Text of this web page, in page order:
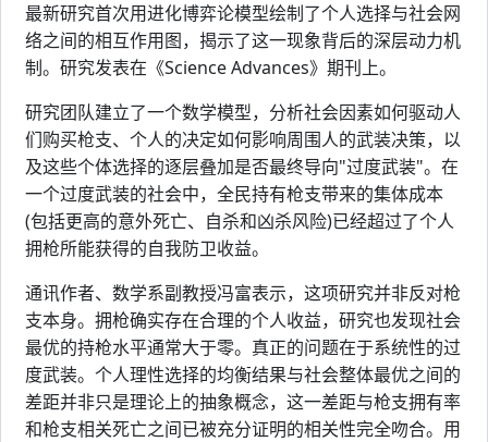
最新研究首次用进化博弈论模型绘制了个人选择与社会网
络之间的相互作用图，揭示了这一现象背后的深层动力机
制。研究发表在《Science Advances》期刊上。
研究团队建立了一个数学模型，分析社会因素如何驱动人
们购买枪支、个人的决定如何影响周围人的武装决策，以
及这些个体选择的逐层叠加是否最终导向"过度武装"。在
一个过度武装的社会中，全民持有枪支带来的集体成本
(包括更高的意外死亡、自杀和凶杀风险)已经超过了个人
拥枪所能获得的自我防卫收益。
通讯作者、数学系副教授冯富表示，这项研究并非反对枪
支本身。拥枪确实存在合理的个人收益，研究也发现社会
最优的持枪水平通常大于零。真正的问题在于系统性的过
度武装。个人理性选择的均衡结果与社会整体最优之间的
差距并非只是理论上的抽象概念，这一差距与枪支拥有率
和枪支相关死亡之间已被充分证明的相关性完全吻合。用